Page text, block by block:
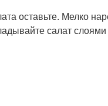
оставьте. Мелко
салат